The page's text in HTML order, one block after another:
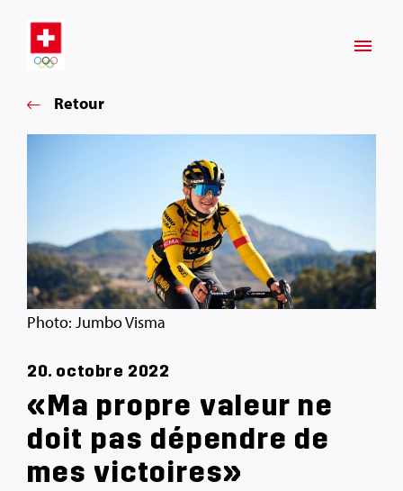
Retour
Photo: Jumbo Visma
20. octobre 2022
«Ma propre valeur ne
doit pas dépendre de
mes victoires»